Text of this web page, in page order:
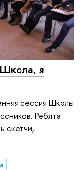
я
сессия Школы
Ребята
скетчи,